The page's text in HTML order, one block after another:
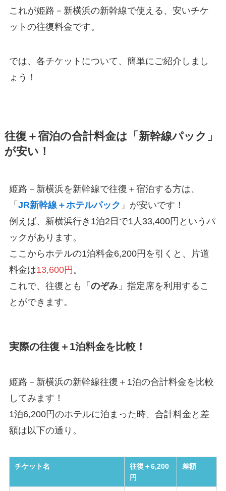
これが姫路－新横浜の新幹線で使える、安いチケ
ットの往復料金です。
では、各チケットについて、簡単にご紹介しまし
ょう！
往復＋宿泊の合計料金は「新幹線パック」
が安い！
姫路－新横浜を新幹線で往復＋宿泊する方は、
「 JR新幹線＋ホテルパック 」が安いです！
例えば、新横浜行き1泊2日で1人33,400円というパ
ックがあります。
ここからホテルの1泊料金6,200円を引くと、片道
料金は13,600円 。
これで、往復とも「 のぞみ」指定席を利用するこ
とができます。
実際の往復＋1泊料金を比較！
姫路－新横浜の新幹線往復＋1泊の合計料金を比較
してみます！
1泊6,200円のホテルに泊まった時、合計料金と差
額は以下の通り。
チケット名
往復＋6,200
円
差額